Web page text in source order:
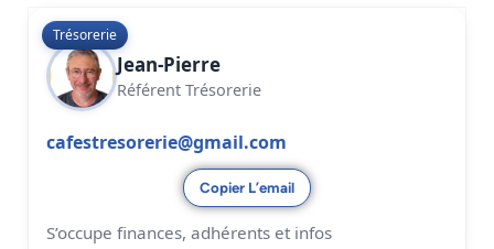
Trésorerie
Jean-Pierre
Référent Trésorerie
cafestresorerie@gmail.com
Copier L’email
S’occupe finances, adhérents et infos